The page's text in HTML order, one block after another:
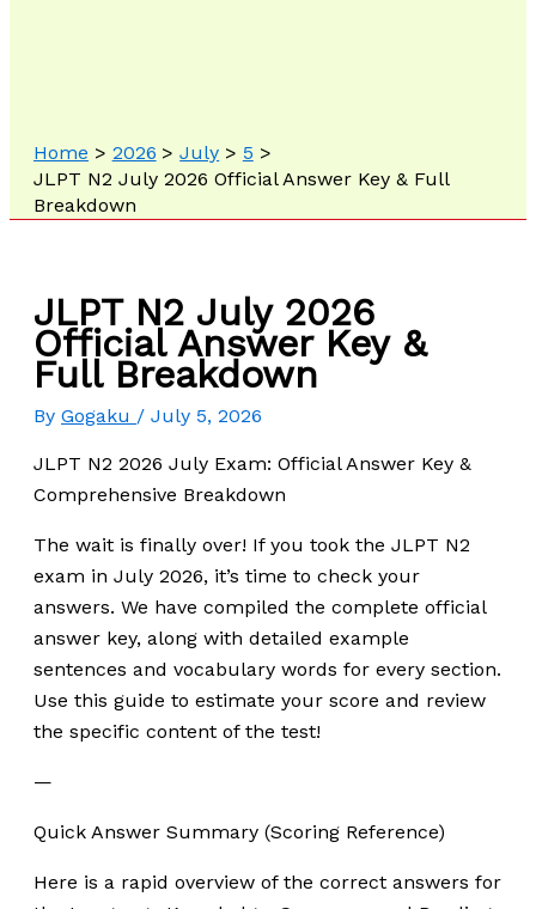
Home 2026 July
5
JLPT N2 July 2026 Official Answer Key & Full
Breakdown
JLPT N2 July 2026
Official Answer Key &
Full Breakdown
By Gogaku / July 5, 2026
JLPT N2 2026 July Exam: Official Answer Key &
Comprehensive Breakdown
The wait is finally over! If you took the JLPT N2
exam in July 2026, it’s time to check your
answers. We have compiled the complete official
answer key, along with detailed example
sentences and vocabulary words for every section.
Use this guide to estimate your score and review
the specific content of the test!
—
Quick Answer Summary (Scoring Reference)
Here is a rapid overview of the correct answers for